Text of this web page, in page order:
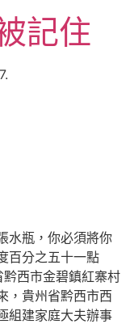
記住
水瓶，你必須將你
百分之五十一點
西市金碧鎮紅寨村
，貴州省黔西市西
組建家庭大夫辦事